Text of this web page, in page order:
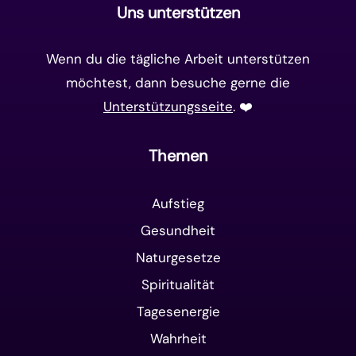
Uns unterstützen
Wenn du die tägliche Arbeit unterstützen
möchtest, dann besuche gerne die
Unterstützungsseite. ❤️️
Themen
Aufstieg
Gesundheit
Naturgesetze
Spiritualität
Tagesenergie
Wahrheit